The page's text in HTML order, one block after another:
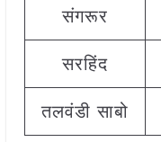
संगरूर
सरहिंद
तलवंडी साबो